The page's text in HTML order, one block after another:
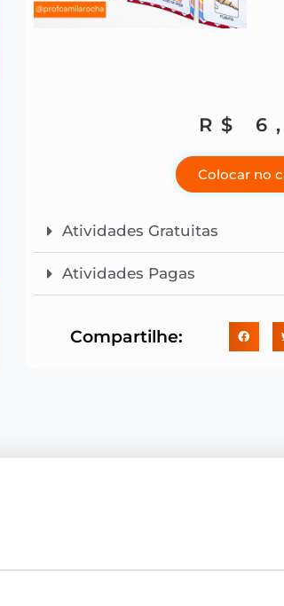
R$
Colocar no
Atividades Gratuitas
Atividades Pagas
Compartilhe: